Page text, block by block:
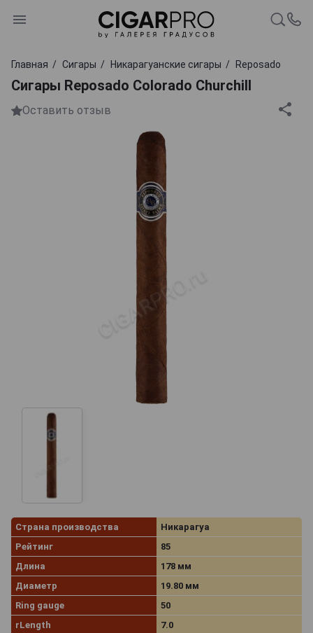
Главная Сигары Никарагуанские сигары Reposado
Сигары Reposado Colorado Churchill
Оставить отзыв
Страна производства
Никарагуа
Рейтинг
85
Длина
178 мм
Диаметр
19.80 мм
Ring gauge
50
rLength
7.0